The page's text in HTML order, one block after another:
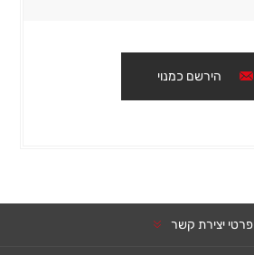
הירשם כמנוי
פרטי יצירת קשר